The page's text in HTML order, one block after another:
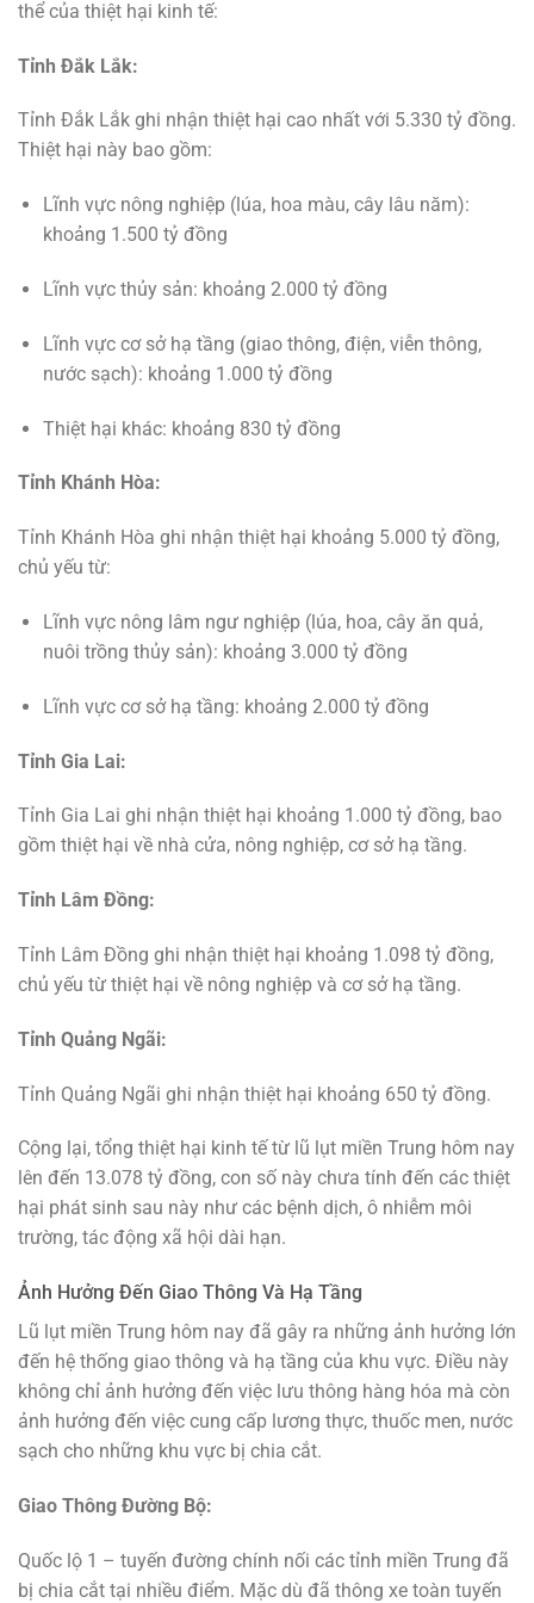
thể của thiệt hại kinh tế:
Tỉnh Đắk Lắk:
Tỉnh Đắk Lắk ghi nhận thiệt hại cao nhất với 5.330 tỷ đồng.
Thiệt hại này bao gồm:
Lĩnh vực nông nghiệp (lúa, hoa màu, cây lâu năm):
khoảng 1.500 tỷ đồng
Lĩnh vực thủy sản: khoảng 2.000 tỷ đồng
Lĩnh vực cơ sở hạ tầng (giao thông, điện, viễn thông,
nước sạch): khoảng 1.000 tỷ đồng
Thiệt hại khác: khoảng 830 tỷ đồng
Tỉnh Khánh Hòa:
Tỉnh Khánh Hòa ghi nhận thiệt hại khoảng 5.000 tỷ đồng,
chủ yếu từ:
Lĩnh vực nông lâm ngư nghiệp (lúa, hoa, cây ăn quả,
nuôi trồng thủy sản): khoảng 3.000 tỷ đồng
Lĩnh vực cơ sở hạ tầng: khoảng 2.000 tỷ đồng
Tỉnh Gia Lai:
Tỉnh Gia Lai ghi nhận thiệt hại khoảng 1.000 tỷ đồng, bao
gồm thiệt hại về nhà cửa, nông nghiệp, cơ sở hạ tầng.
Tỉnh Lâm Đồng:
Tỉnh Lâm Đồng ghi nhận thiệt hại khoảng 1.098 tỷ đồng,
chủ yếu từ thiệt hại về nông nghiệp và cơ sở hạ tầng.
Tỉnh Quảng Ngãi:
Tỉnh Quảng Ngãi ghi nhận thiệt hại khoảng 650 tỷ đồng.
Cộng lại, tổng thiệt hại kinh tế từ lũ lụt miền Trung hôm nay
lên đến 13.078 tỷ đồng, con số này chưa tính đến các thiệt
hại phát sinh sau này như các bệnh dịch, ô nhiễm môi
trường, tác động xã hội dài hạn.
Ảnh Hưởng Đến Giao Thông Và Hạ Tầng
Lũ lụt miền Trung hôm nay đã gây ra những ảnh hưởng lớn
đến hệ thống giao thông và hạ tầng của khu vực. Điều này
không chỉ ảnh hưởng đến việc lưu thông hàng hóa mà còn
ảnh hưởng đến việc cung cấp lương thực, thuốc men, nước
sạch cho những khu vực bị chia cắt.
Giao Thông Đường Bộ:
Quốc lộ 1 – tuyến đường chính nối các tỉnh miền Trung đã
bị chia cắt tại nhiều điểm. Mặc dù đã thông xe toàn tuyến